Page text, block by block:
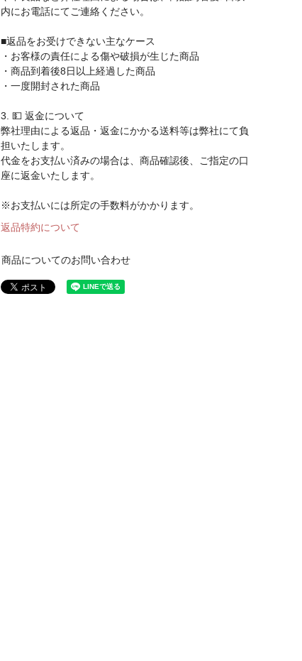
内にお電話にてご連絡ください。
■返品をお受けできない主なケース
・お客様の責任による傷や破損が生じた商品
・商品到着後8日以上経過した商品
・一度開封された商品
3. 💵 返金について
弊社理由による返品・返金にかかる送料等は弊社にて負
担いたします。
代金をお支払い済みの場合は、商品確認後、ご指定の口
座に返金いたします。
※お支払いには所定の手数料がかかります。
返品特約について
商品についてのお問い合わせ